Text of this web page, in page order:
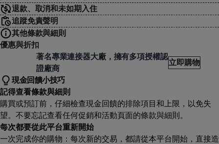
退款、取消和未如期入住
追蹤免責聲明
其他條款與細則
優惠與折扣
喜買嚴選著名專業連接器大廠，擁有多項授權認
證廠商
立即購物
現金回饋小技巧
記得查看條款與細則
購買或預訂前，仔細檢查現金回饋的排除項目和上限，以免失
望。不要忘記查看任何促銷和活動頁面的條款與細則。
每次都要從此平台重新開始
一次完成你的購物：每次新的交易，都請從本平台開始，直接造